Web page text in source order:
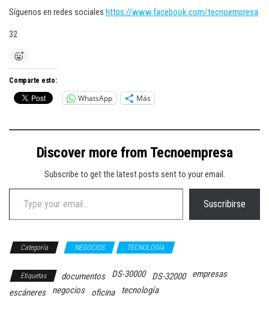
Síguenos en redes sociales https://www.facebook.com/tecnoempresa
32
Comparte esto:
WhatsApp Más
Discover more from Tecnoempresa
Subscribe to get the latest posts sent to your email.
Type your email…
Suscribirse
Categoría NEGOCIOS TECNOLOGÍA
Etiquetas documentos DS-30000 DS-32000
empresas
escáneres
negocios oficina tecnología